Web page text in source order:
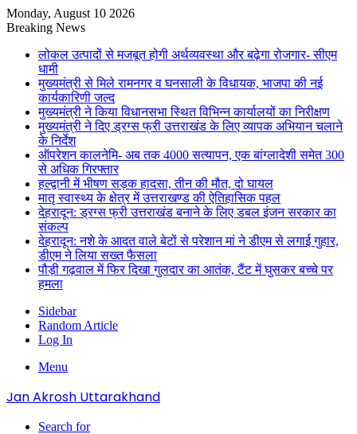
Monday, August 10 2026
Breaking News
लोकल उत्पादों से मजबूत होगी अर्थव्यवस्था और बढ़ेगा रोजगार- सीएम
धामी
मुख्यमंत्री से मिले रामनगर व घनसाली के विधायक, भाजपा की नई
कार्यकारिणी जल्द
मुख्यमंत्री ने किया विधानसभा स्थित विभिन्न कार्यालयों का निरीक्षण
मुख्यमंत्री ने दिए ड्रग्स फ्री उत्तराखंड के लिए व्यापक अभियान चलाने
के निर्देश
ऑपरेशन कालनेमि- अब तक 4000 सत्यापन, एक बांग्लादेशी समेत 300
से अधिक गिरफ्तार
हल्द्वानी में भीषण सड़क हादसा, तीन की मौत, दो घायल
मातृ स्वास्थ्य के क्षेत्र में उत्तराखण्ड की ऐतिहासिक पहल
देहरादून: ड्रग्स फ्री उत्तराखंड बनाने के लिए डबल इंजन सरकार का
संकल्प
देहरादून: नशे के आदत वाले बेटों से परेशान मां ने डीएम से लगाई गुहार,
डीएम ने लिया सख्त फैसला
पौड़ी गढ़वाल में फिर दिखा गुलदार का आतंक, टैंट में घुसकर बच्चे पर
हमला
Sidebar
Random Article
Log In
Menu
Jan Akrosh Uttarakhand
Search for